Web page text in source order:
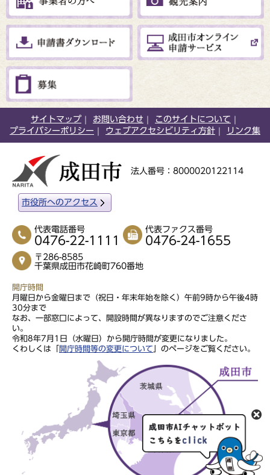
サイトマップ お問い合わせ
このサイトについて
プライバシーポリシー
ウェブアクセシビリティ方針 リンク集
法人番号：8000020122114
市役所へのアクセス
代表電話番号
0476-22-1111
代表ファクス番号
0476-24-1655
〒286-8585
千葉県成田市花崎町760番地
開庁時間
月曜日から金曜日まで（祝日・年末年始を除く）午前9時から午後4時
30分まで
なお、一部窓口によって、開設時間が異なりますのでご注意くださ
い。
令和8年7月1日（水曜日）から開庁時間が変更になりました。
くわしくは「
開庁時間等の変更について 」のページをご覧ください。